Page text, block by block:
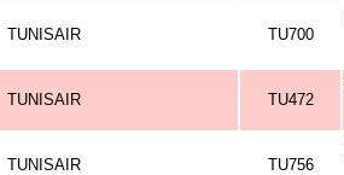
TUNISAIR TU700
TUNISAIR TU472
TUNISAIR TU756